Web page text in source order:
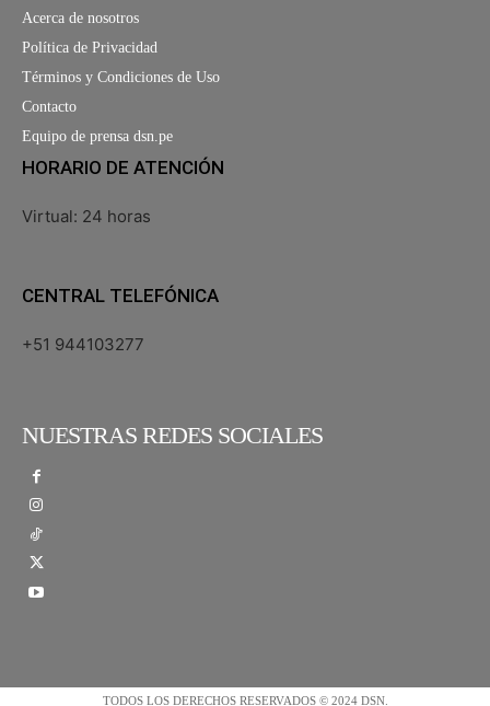
Acerca de nosotros
Política de Privacidad
Términos y Condiciones de Uso
Contacto
Equipo de prensa dsn.pe
HORARIO DE ATENCIÓN
Virtual: 24 horas
CENTRAL TELEFÓNICA
+51 944103277
NUESTRAS REDES SOCIALES
TODOS LOS DERECHOS RESERVADOS © 2024 DSN.